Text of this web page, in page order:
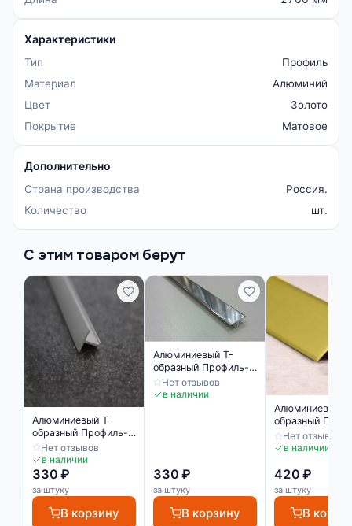
Характеристики
Тип
Профиль
Материал
Алюминий
Цвет
Золото
Покрытие
Матовое
Дополнительно
Страна производства
Россия.
Количество
шт.
С этим товаром берут
Алюминиевый Т-
образный Профиль-
порожек ПТ 10
серебро матовое
Нет отзывов
в наличии
330 ₽
за штуку
В корзину
Алюминиевый Т-
образный Профиль-
порожек ПТ 10
серебро глянец
Нет отзывов
в наличии
330 ₽
за штуку
В корзину
Алюминиевый
образный
порожек ПТ 10
золото матовое
Нет отзывов
в наличии
420 ₽
за штуку
В